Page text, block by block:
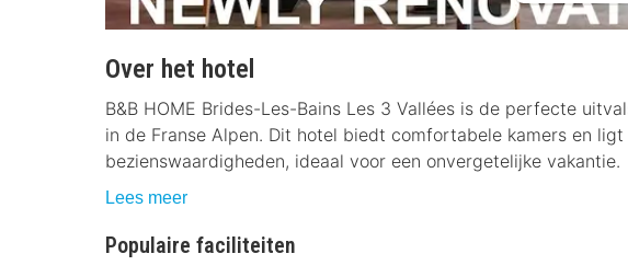
Over het hotel
B&B HOME Brides-Les-Bains Les 3 Vallées is de perfecte
in de Franse Alpen. Dit hotel biedt comfortabele kamers en
bezienswaardigheden, ideaal voor een onvergetelijke vakantie.
Lees meer
Populaire faciliteiten